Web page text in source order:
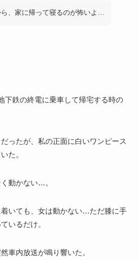
、家に帰って寝るのが怖いよ…
下鉄の終電に乗車して帰宅する時の
ったが、私の正面に白いワンピース
た。
動かない…。
いても、女は動かない…ただ膝に手
いるだけ。
車内放送が鳴り響いた。